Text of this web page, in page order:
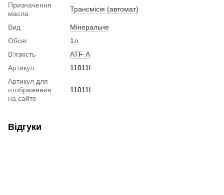
Призначення
масла
Трансмісія (автомат)
Вид
Мінеральне
Обсяг
1л
В'язкість
ATF-A
Артикул
11011l
Артикул для
отображения
на сайте
11011l
Відгуки